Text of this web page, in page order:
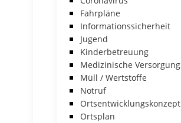
Fahrpläne
Informationssicherheit
Jugend
Kinderbetreuung
Medizinische Versorgung
Müll / Wertstoffe
Notruf
Ortsentwicklungskonzept
Ortsplan